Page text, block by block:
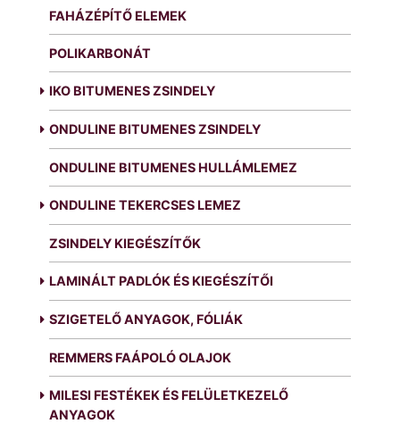
FAHÁZÉPÍTŐ ELEMEK
POLIKARBONÁT
IKO BITUMENES ZSINDELY
ONDULINE BITUMENES ZSINDELY
ONDULINE BITUMENES HULLÁMLEMEZ
ONDULINE TEKERCSES LEMEZ
ZSINDELY KIEGÉSZÍTŐK
LAMINÁLT PADLÓK ÉS KIEGÉSZÍTŐI
SZIGETELŐ ANYAGOK, FÓLIÁK
REMMERS FAÁPOLÓ OLAJOK
MILESI FESTÉKEK ÉS FELÜLETKEZELŐ
ANYAGOK